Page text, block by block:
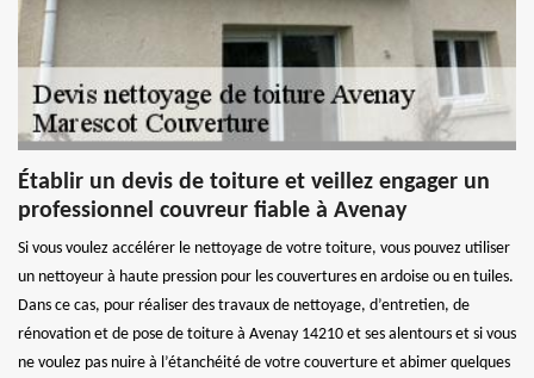
Établir un devis de toiture et veillez engager un
professionnel couvreur fiable à Avenay
Si vous voulez accélérer le nettoyage de votre toiture, vous pouvez utiliser
un nettoyeur à haute pression pour les couvertures en ardoise ou en tuiles.
Dans ce cas, pour réaliser des travaux de nettoyage, d’entretien, de
rénovation et de pose de toiture à Avenay 14210 et ses alentours et si vous
ne voulez pas nuire à l’étanchéité de votre couverture et abimer quelques